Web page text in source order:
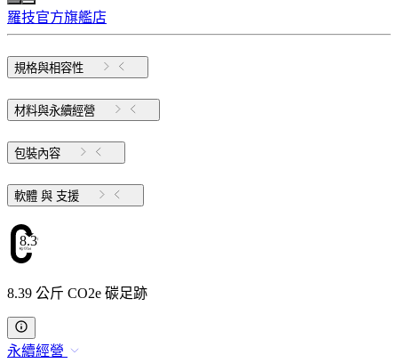
羅技官方旗艦店
規格與相容性
材料與永續經營
包裝內容
軟體 與 支援
8.39
8.39 公斤 CO2e 碳足跡
永續經營